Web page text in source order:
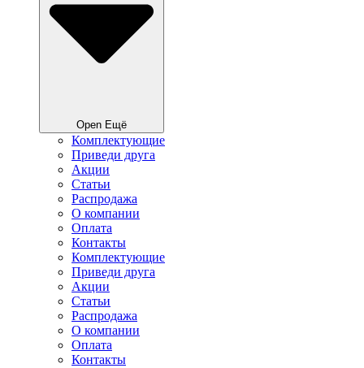
Open Ещё
Комплектующие
Приведи друга
Акции
Статьи
Распродажа
О компании
Оплата
Контакты
Комплектующие
Приведи друга
Акции
Статьи
Распродажа
О компании
Оплата
Контакты